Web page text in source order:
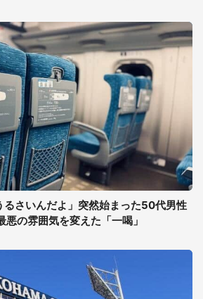
るさいんだよ」突然始まった50代男性
の雰囲気を変えた「一喝」